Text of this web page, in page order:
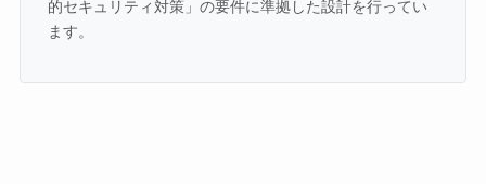
的セキュリティ対策」の要件に準拠した設計を行ってい
ます。